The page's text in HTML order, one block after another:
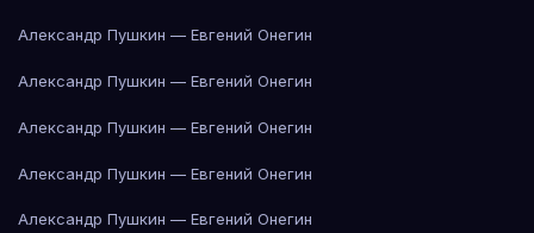
Александр Пушкин — Евгений Онегин
Александр Пушкин — Евгений Онегин
Александр Пушкин — Евгений Онегин
Александр Пушкин — Евгений Онегин
Александр Пушкин — Евгений Онегин